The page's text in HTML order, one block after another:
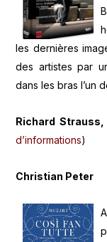
les dernières
des artistes par
dans les bras l’un
Richard Strauss,
d’informations)
Christian Peter